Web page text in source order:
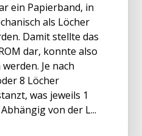
ein Papierband, in
als Löcher
Damit stellte das
dar, konnte also
Je nach
8 Löcher
was jeweils 1
von der L...